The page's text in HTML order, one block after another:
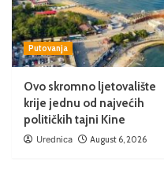
Putovanja
Ovo skromno ljetovalište
krije jednu od najvećih
političkih tajni Kine
Urednica August 6, 2026